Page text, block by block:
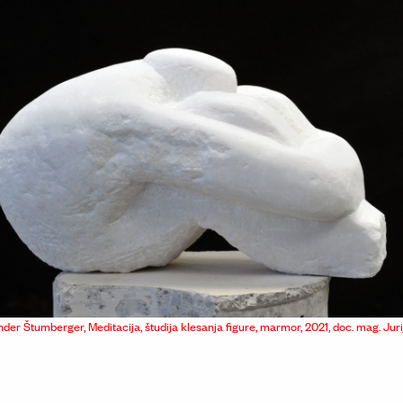
Štumberger, Meditacija, študija klesanja figure, marmor, 2021, doc. mag.